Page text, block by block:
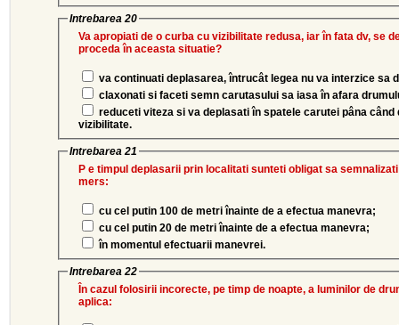
Intrebarea 20
Va apropiati de o curba cu vizibilitate redusa, iar în fata dv, se
proceda în aceasta situatie?
va continuati deplasarea, întrucât legea nu va interzice sa
claxonati si faceti semn carutasului sa iasa în afara
reduceti viteza si va deplasati în spatele carutei pâna
vizibilitate.
Intrebarea 21
P e timpul deplasarii prin localitati sunteti obligat sa
mers:
cu cel putin 100 de metri înainte de a efectua manevra;
cu cel putin 20 de metri înainte de a efectua manevra;
în momentul efectuarii manevrei.
Intrebarea 22
În cazul folosirii incorecte, pe timp de noapte, a luminilor de
aplica: